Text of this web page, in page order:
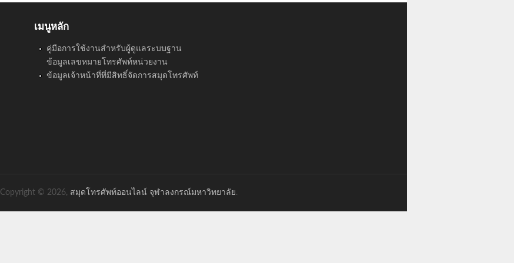
เมนูหลัก
คู่มือการใช้งานสำหรับผู้ดูแลระบบฐาน
ข้อมูลเลขหมายโทรศัพท์หน่วยงาน
ข้อมูลเจ้าหน้าที่ที่มีสิทธิ์จัดการสมุดโทรศัพท์
Copyright © 2026, สมุดโทรศัพท์ออนไลน์ จุฬาลงกรณ์มหาวิทยาลัย.